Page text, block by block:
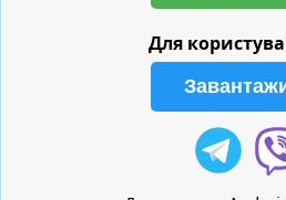
Для